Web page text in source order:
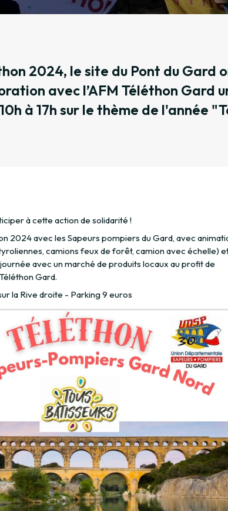
2024, le site du Pont du Gard
avec l’AFM Téléthon Gard
à 17h sur le thème de l'année
à cette action de solidarité !
2024 avec les Sapeurs pompiers du Gard, avec
camions feux de forêt, camion avec échelle)
avec un marché de produits locaux au profit de
Gard.
la Rive droite - Parking 9 euros